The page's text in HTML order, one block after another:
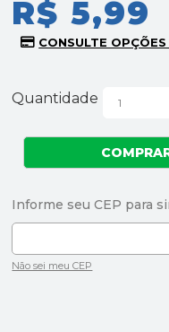
R$ 5,99
Quantidade